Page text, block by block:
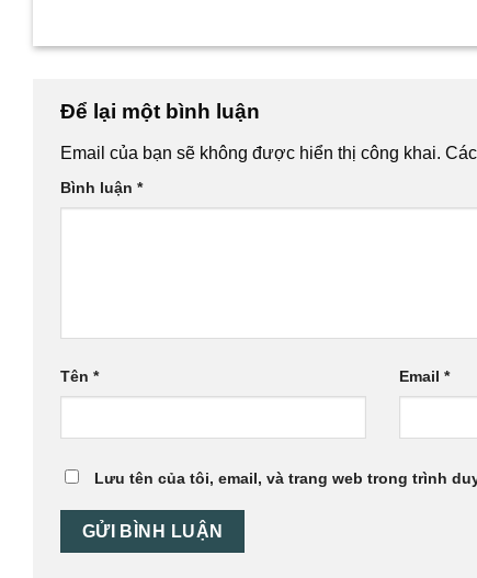
Để lại một bình luận
Email của bạn sẽ không được hiển thị công khai.
Bình luận *
Tên * Email*
Lưu tên của tôi, email, và trang web trong trình